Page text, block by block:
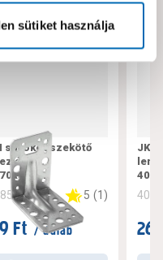
sütiket használja
sarokösszekötő
állíth.
5 (1)
Ft / darab
JKH